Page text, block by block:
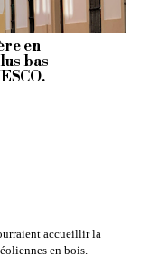
en
bas
accueillir la
en bois.